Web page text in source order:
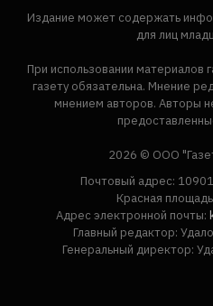
Издание может содержать
для лиц
При использовании материалов
газету обязательна. Мнение
мнением авторов. Авторы
2026 © ООО
Почтовый адрес:
Красная
Адрес электронной почты:
Главный редактор:
Генеральный директор: